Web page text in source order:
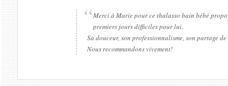
Merci à Marie pour ce thalasso bain bébé
premiers jours difficiles pour lui.
Sa douceur, son professionnalisme, son partage
Nous recommandons vivement!